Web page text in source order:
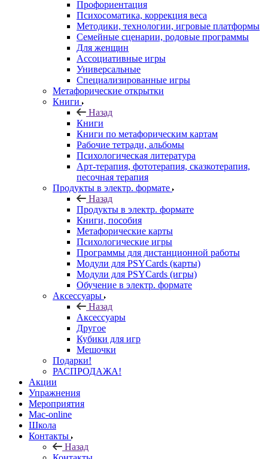
Профориентация
Психосоматика, коррекция веса
Методики, технологии, игровые платформы
Семейные сценарии, родовые программы
Для женщин
Ассоциативные игры
Универсальные
Специализированные игры
Метафорические открытки
Книги
Назад
Книги
Книги по метафорическим картам
Рабочие тетради, альбомы
Психологическая литература
Арт-терапия, фототерапия, сказкотерапия,
песочная терапия
Продукты в электр. формате
Назад
Продукты в электр. формате
Книги, пособия
Метафорические карты
Психологические игры
Программы для дистанционной работы
Модули для PSYCards (карты)
Модули для PSYCards (игры)
Обучение в электр. формате
Аксессуары
Назад
Аксессуары
Другое
Кубики для игр
Мешочки
Подарки!
РАСПРОДАЖА!
Акции
Упражнения
Мероприятия
Mac-online
Школа
Контакты
Назад